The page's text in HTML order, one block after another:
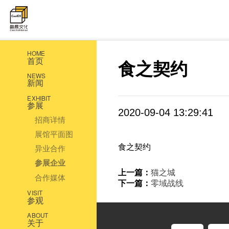
HOME
首页
NEWS
新闻
EXHIBIT
参展
招商详情
展馆平面图
异业合作
参展企业
合作媒体
VISIT
参观
ABOUT
关于
食之契约
2020-09-04 13:29:41
食之契约
上一篇： 猫之城
下一篇： 零域战线